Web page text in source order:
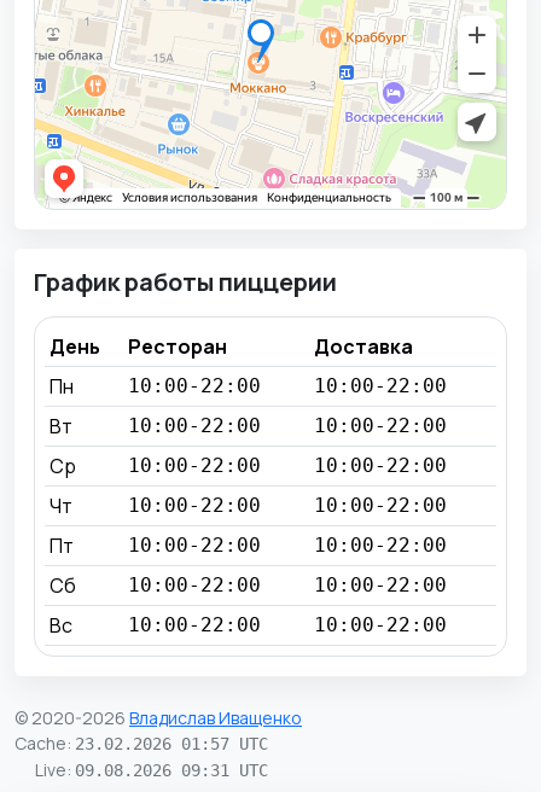
График работы пиццерии
День Ресторан
Доставка
Пн
10:00-22:00 10:00-22:00
Вт 10:00-22:00 10:00-22:00
Ср 10:00-22:00 10:00-22:00
Чт 10:00-22:00 10:00-22:00
Пт 10:00-22:00 10:00-22:00
Сб 10:00-22:00 10:00-22:00
Вс 10:00-22:00 10:00-22:00
© 2020-2026 Владислав Иващенко
Cache: 23.02.2026 01:57 UTC
Live: 09.08.2026 09:31 UTC